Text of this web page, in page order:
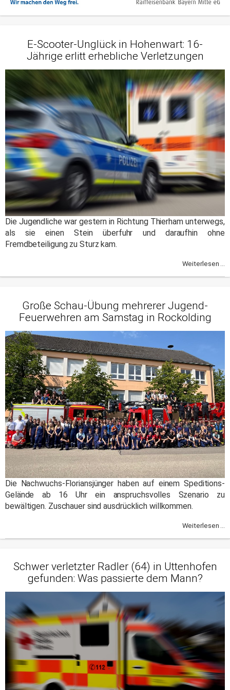
E-Scooter-Unglück in Hohenwart: 16-
Jährige erlitt erhebliche Verletzungen
Die Jugendliche war gestern in Richtung Thierham unterwegs,
als sie einen Stein überfuhr und daraufhin ohne
Fremdbeteiligung zu Sturz kam.
Weiterlesen ...
Große Schau-Übung mehrerer Jugend-
Feuerwehren am Samstag in Rockolding
Die Nachwuchs-Floriansjünger haben auf einem Speditions-
Gelände ab 16 Uhr ein anspruchsvolles Szenario zu
bewältigen. Zuschauer sind ausdrücklich willkommen.
Weiterlesen ...
Schwer verletzter Radler (64) in Uttenhofen
gefunden: Was passierte dem Mann?